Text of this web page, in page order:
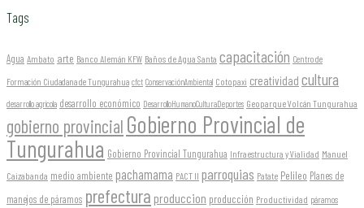
Tags
Agua Ambato arte Banco Alemán KFW Baños de Agua Santa capacitación Centro de
Formación Ciudadana de Tungurahua cfct ConservaciónAmbiental Cotopaxi creatividad cultura
desarrollo agrícola desarrollo económico DesarrolloHumanoCulturaDeportes Geoparque Volcán Tungurahua
gobierno provincial Gobierno Provincial de
Tungurahua Gobierno Provincial Tungurahua Infraestructura y Vialidad Manuel
Caizabanda medio ambiente pachamama PACT II parroquias Patate Pelileo Planes de
manejos de páramos prefectura produccion producción Productividad páramos